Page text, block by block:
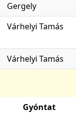
Gergely
Várhelyi Tamás
Várhelyi Tamás
Gyóntat